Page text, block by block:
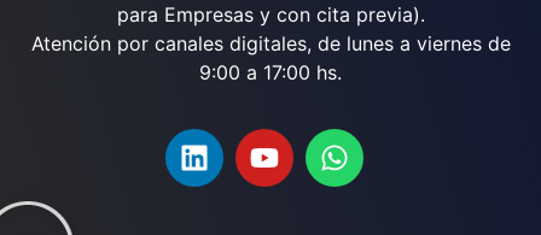
para Empresas y con cita previa).
Atención por canales digitales, de lunes a viernes de
9:00 a 17:00 hs.